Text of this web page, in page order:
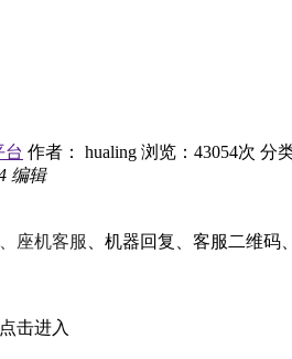
台 作者： hualing 浏览：43054次 分
编辑
座机客服 、机器回复、客服二维码
击进入